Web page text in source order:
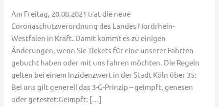
Am Freitag, 20.08.2021 trat die neue
Coronaschutzverordnung des Landes Nordrhein-
Westfalen in Kraft. Damit kommt es zu einigen
Änderungen, wenn Sie Tickets für eine unserer Fahrten
gebucht haben oder mit uns fahren möchten. Die Regeln
gelten bei einem Inzidenzwert in der Stadt Köln über 35:
Bei uns gilt generell das 3-G-Prinzip – geimpft, genesen
oder getestet:Geimpft: […]